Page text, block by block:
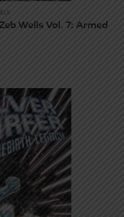
Wells Vol. 7: Armed